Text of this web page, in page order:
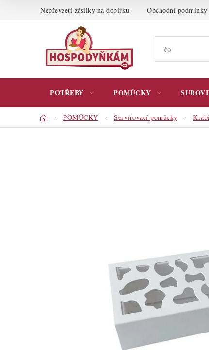
Nepřevzetí zásilky na dobírku Obchodní podmínky
POTŘEBY POMŮCKY
DomůPOMŮCKY Servírovací pomůcky